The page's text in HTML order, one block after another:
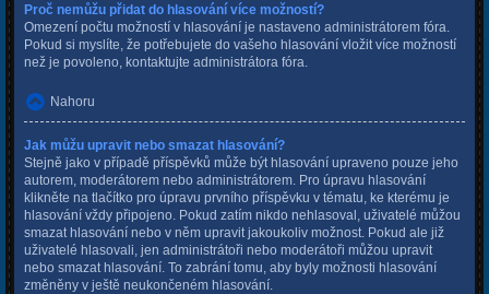
Proč nemůžu přidat do hlasování více možností?
Omezení počtu možností v hlasování je nastaveno administrátorem fóra.
Pokud si myslíte, že potřebujete do vašeho hlasování vložit více možností
než je povoleno, kontaktujte administrátora fóra.
Nahoru
Jak můžu upravit nebo smazat hlasování?
Stejně jako v případě příspěvků může být hlasování upraveno pouze jeho
autorem, moderátorem nebo administrátorem. Pro úpravu hlasování
klikněte na tlačítko pro úpravu prvního příspěvku v tématu, ke kterému je
hlasování vždy připojeno. Pokud zatím nikdo nehlasoval, uživatelé můžou
smazat hlasování nebo v něm upravit jakoukoliv možnost. Pokud ale již
uživatelé hlasovali, jen administrátoři nebo moderátoři můžou upravit
nebo smazat hlasování. To zabrání tomu, aby byly možnosti hlasování
změněny v ještě neukončeném hlasování.